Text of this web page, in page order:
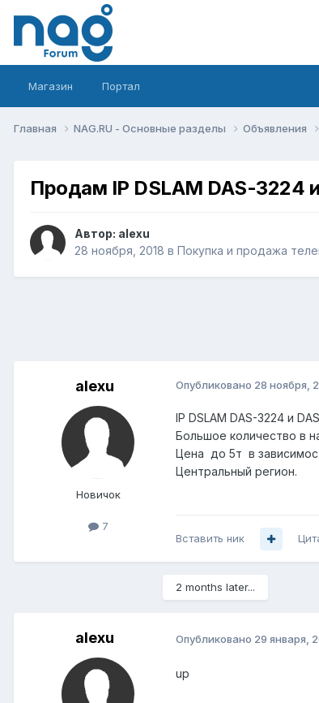
Магазин Портал
Главная NAG.RU - Основные разделы Объявления
Продам IP DSLAM DAS-3224
Автор: alexu
28 ноября, 2018 в Покупка и продажа
alexu
Новичок
7
Опубликовано 28 ноября,
IP DSLAM DAS-3224 и
Большое количество в
Цена до 5т в
Центральный регион.
Вставить ник
2 months later...
alexu Опубликовано 29 января,
up